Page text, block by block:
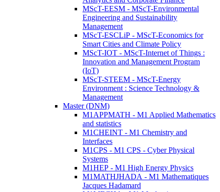
MScT-EESM - MScT-Environmental
Engineering and Sustainability
Management
MScT-ESCLiP - MScT-Economics for
Smart Cities and Climate Policy
MScT-IOT - MScT-Internet of Things :
Innovation and Management Program
(IoT)
MScT-STEEM - MScT-Energy
Environment : Science Technology &
Management
Master (DNM)
M1APPMATH - M1 Applied Mathematics
and statistics
M1CHEINT - M1 Chemistry and
Interfaces
M1CPS - M1 CPS - Cyber Physical
Systems
M1HEP - M1 High Energy Physics
M1MATHJHADA - M1 Mathematiques
Jacques Hadamard